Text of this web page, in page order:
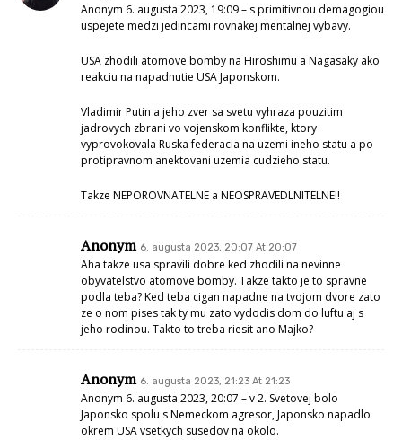
Anonym 6. augusta 2023, 19:09 – s primitivnou demagogiou
uspejete medzi jedincami rovnakej mentalnej vybavy.
USA zhodili atomove bomby na Hiroshimu a Nagasaky ako
reakciu na napadnutie USA Japonskom.
Vladimir Putin a jeho zver sa svetu vyhraza pouzitim
jadrovych zbrani vo vojenskom konflikte, ktory
vyprovokovala Ruska federacia na uzemi ineho statu a po
protipravnom anektovani uzemia cudzieho statu.
Takze NEPOROVNATELNE a NEOSPRAVEDLNITELNE!!
Anonym 6. augusta 2023, 20:07 At 20:07
Aha takze usa spravili dobre ked zhodili na nevinne
obyvatelstvo atomove bomby. Takze takto je to spravne
podla teba? Ked teba cigan napadne na tvojom dvore zato
ze o nom pises tak ty mu zato vydodis dom do luftu aj s
jeho rodinou. Takto to treba riesit ano Majko?
Anonym 6. augusta 2023, 21:23 At 21:23
Anonym 6. augusta 2023, 20:07 – v 2. Svetovej bolo
Japonsko spolu s Nemeckom agresor, Japonsko napadlo
okrem USA vsetkych susedov na okolo.